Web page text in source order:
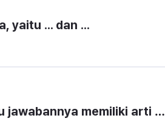
yaitu ... dan ...
jawabannya memiliki arti …